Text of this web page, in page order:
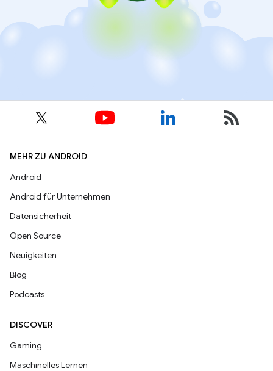
MEHR ZU ANDROID
Android
Android für Unternehmen
Datensicherheit
Open Source
Neuigkeiten
Blog
Podcasts
DISCOVER
Gaming
Maschinelles Lernen